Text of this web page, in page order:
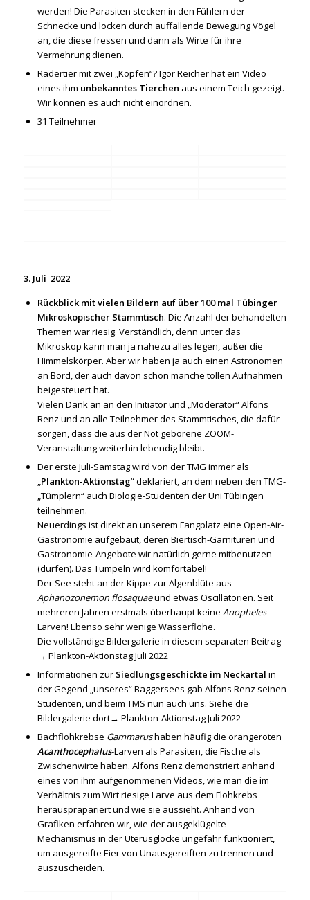
werden! Die Parasiten stecken in den Fühlern der
Schnecke und locken durch auffallende Bewegung Vögel
an, die diese fressen und dann als Wirte für ihre
Vermehrung dienen.
Rädertier mit zwei „Köpfen“? Igor Reicher hat ein Video
eines ihm unbekanntes Tierchen aus einem Teich gezeigt.
Wir können es auch nicht einordnen.
31 Teilnehmer
3. Juli 2022
Rückblick mit vielen Bildern auf über 100 mal Tübinger
Mikroskopischer Stammtisch. Die Anzahl der behandelten
Themen war riesig. Verständlich, denn unter das
Mikroskop kann man ja nahezu alles legen, außer die
Himmelskörper. Aber wir haben ja auch einen Astronomen
an Bord, der auch davon schon manche tollen Aufnahmen
beigesteuert hat.
Vielen Dank an an den Initiator und „Moderator“ Alfons
Renz und an alle Teilnehmer des Stammtisches, die dafür
sorgen, dass die aus der Not geborene ZOOM-
Veranstaltung weiterhin lebendig bleibt.
Der erste Juli-Samstag wird von der TMG immer als
„Plankton-Aktionstag“ deklariert, an dem neben den TMG-
„Tümplern“ auch Biologie-Studenten der Uni Tübingen
teilnehmen.
Neuerdings ist direkt an unserem Fangplatz eine Open-Air-
Gastronomie aufgebaut, deren Biertisch-Garnituren und
Gastronomie-Angebote wir natürlich gerne mitbenutzen
(dürfen). Das Tümpeln wird komfortabel!
Der See steht an der Kippe zur Algenblüte aus
Aphanozonemon flosaquaeund etwas Oscillatorien. Seit
mehreren Jahren erstmals überhaupt keine Anopheles-
Larven! Ebenso sehr wenige Wasserflöhe.
Die vollständige Bildergalerie in diesem separaten Beitrag
→ Plankton-Aktionstag Juli 2022
Informationen zur Siedlungsgeschickte im Neckartal in
der Gegend „unseres“ Baggersees gab Alfons Renz seinen
Studenten, und beim TMS nun auch uns. Siehe die
Bildergalerie dort→ Plankton-Aktionstag Juli 2022
Bachflohkrebse Gammarushaben häufig die orangeroten
Acanthocephalus-Larven als Parasiten, die Fische als
Zwischenwirte haben. Alfons Renz demonstriert anhand
eines von ihm aufgenommenen Videos, wie man die im
Verhältnis zum Wirt riesige Larve aus dem Flohkrebs
herauspräpariert und wie sie aussieht. Anhand von
Grafiken erfahren wir, wie der ausgeklügelte
Mechanismus in der Uterusglocke ungefähr funktioniert,
um ausgereifte Eier von Unausgereiften zu trennen und
auszuscheiden.